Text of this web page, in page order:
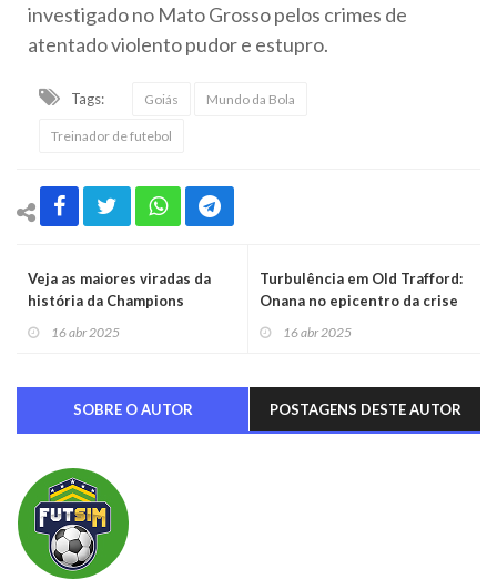
investigado no Mato Grosso pelos crimes de
atentado violento pudor e estupro.
Tags: Goiás Mundo da Bola
Treinador de futebol
Veja as maiores viradas da
história da Champions
16 abr 2025
Turbulência em Old Trafford:
Onana no epicentro da crise
16 abr 2025
SOBRE O AUTOR POSTAGENS DESTE AUTOR